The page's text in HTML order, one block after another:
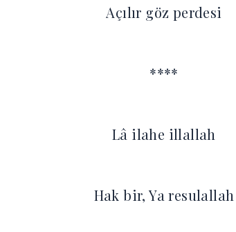
Açılır göz perdesi
****
Lâ ilahe illallah
Hak bir, Ya resulallah